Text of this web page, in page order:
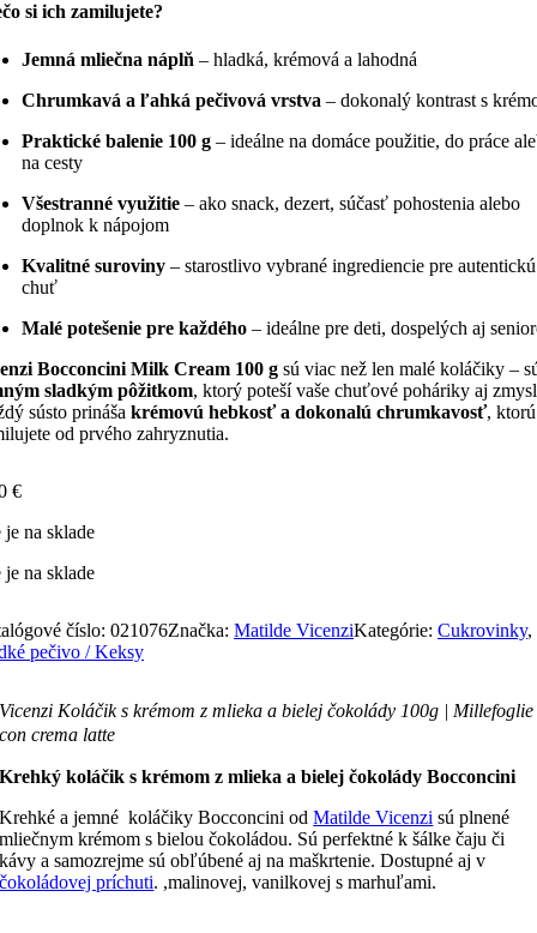
si ich zamilujete?
Jemná mliečna náplň – hladká, krémová a lahodná
Chrumkavá a ľahká pečivová vrstva – dokonalý kontrast s
Praktické balenie 100 g – ideálne na domáce použitie, do práce
na cesty
Všestranné využitie – ako snack, dezert, súčasť pohostenia alebo
doplnok k nápojom
Kvalitné suroviny – starostlivo vybrané ingrediencie pre autentickú
chuť
Malé potešenie pre každého – ideálne pre deti, dospelých aj
Bocconcini Milk Cream 100 g sú viac než len malé koláčiky –
sladkým pôžitkom, ktorý poteší vaše chuťové poháriky aj
sústo prináša krémovú hebkosť a dokonalú chrumkavosť,
od prvého zahryznutia.
€
je na sklade
je na sklade
číslo: 021076Značka: Matilde VicenziKategórie: Cukrovinky,
pečivo / Keksy
Vicenzi Koláčik s krémom z mlieka a bielej čokolády 100g | Millefoglie
con crema latte
Krehký koláčik s krémom z mlieka a bielej čokolády Bocconcini
Krehké a jemné koláčiky Bocconcini odMatilde Vicenzi sú plnené
mliečnym krémom s bielou čokoládou. Sú perfektné k šálke čaju či
kávy a samozrejme sú obľúbené aj na maškrtenie. Dostupné aj v
čokoládovej príchuti. ,malinovej, vanilkovej s marhuľami.